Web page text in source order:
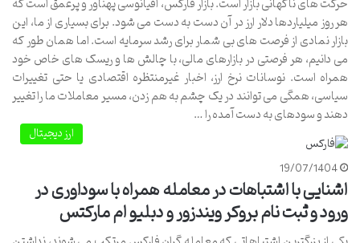
هر روز میلیاردها دلار ارز در آن دست به دست می شود. برای بسیاری از ما، این
بازار نمادی از فرصت های بی شمار برای رشد سرمایه است. اما همان طور که
می دانیم، هر فرصتی در بازارهای مالی، با چالش ها و ریسک های خاص خود
همراه است. نوسانات نرخ ارز، اخبار غیرمنتظره اقتصادی یا حتی تغییرات
سیاسی، همگی می توانند در یک چشم به هم زدن، مسیر معاملات ما را تغییر
دهند و سودهای به دست آمده را …
ارز دیجیتال
19/07/1404
اشنایی با اشتباهات در معامله همراه با سوداوری در
ورود و ثبت نام بروکر ویندزور و دبلیو ام مارکتس